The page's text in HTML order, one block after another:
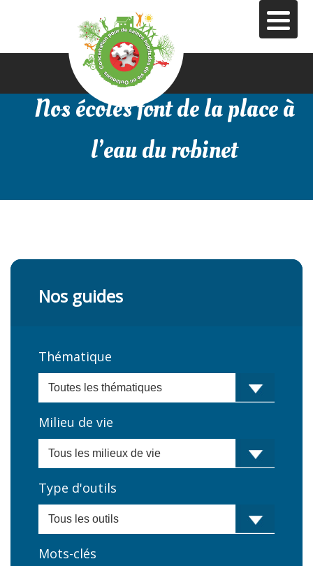
Nos écoles font de la place à
l’eau du robinet
Nos guides
Thématique
Milieu de vie
Type d'outils
Mots-clés